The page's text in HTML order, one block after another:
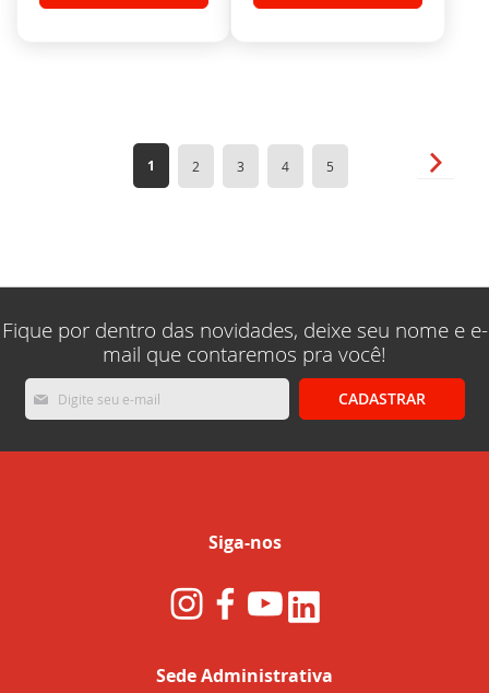
Página
Você
1 Página
2 Página
3 Página
4 Página
5
Fique por dentro das novidades, deixe seu nome e e-
mail que contaremos pra você!
Inscreva-
se
nossa
CADASTRAR
Siga-nos
Sede Administrativa